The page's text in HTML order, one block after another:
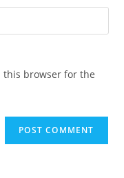
this browser for the